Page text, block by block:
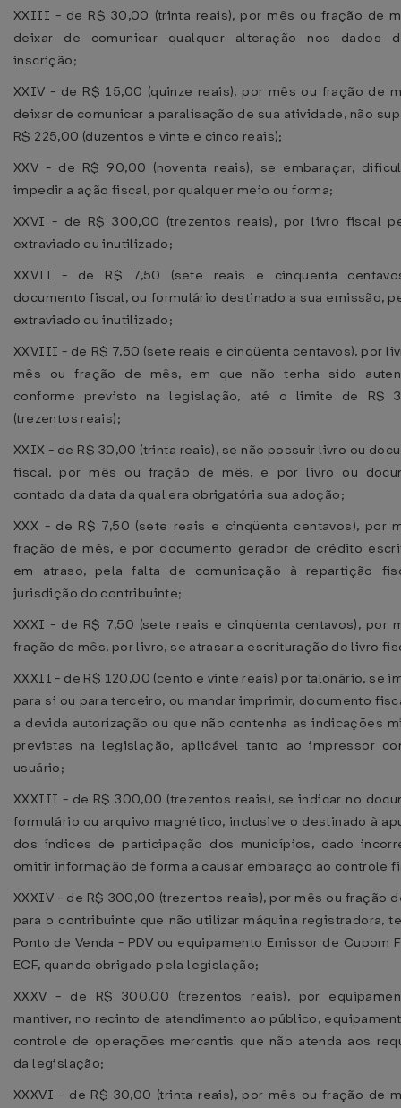
XXIII - de R$ 30,00 (trinta reais), por mês ou fração de
deixar de comunicar qualquer alteração nos dados
inscrição;
XXIV - de R$ 15,00 (quinze reais), por mês ou fração de
deixar de comunicar a paralisação de sua atividade, não
R$ 225,00 (duzentos e vinte e cinco reais);
XXV - de R$ 90,00 (noventa reais), se embaraçar,
impedir a ação fiscal, por qualquer meio ou forma;
XXVI - de R$ 300,00 (trezentos reais), por livro fiscal
extraviado ou inutilizado;
XXVII - de R$ 7,50 (sete reais e cinqüenta
documento fiscal, ou formulário destinado a sua emissão,
extraviado ou inutilizado;
XXVIII - de R$ 7,50 (sete reais e cinqüenta centavos), por
mês ou fração de mês, em que não tenha sido
conforme previsto na legislação, até o limite de R$
(trezentos reais);
XXIX - de R$ 30,00 (trinta reais), se não possuir livro ou
fiscal, por mês ou fração de mês, e por livro ou
contado da data da qual era obrigatória sua adoção;
XXX - de R$ 7,50 (sete reais e cinqüenta centavos), por
fração de mês, e por documento gerador de crédito
em atraso, pela falta de comunicação à repartição
jurisdição do contribuinte;
XXXI - de R$ 7,50 (sete reais e cinqüenta centavos), por
fração de mês, por livro, se atrasar a escrituração do livro
XXXII - de R$ 120,00 (cento e vinte reais) por talonário, se
para si ou para terceiro, ou mandar imprimir, documento
a devida autorização ou que não contenha as indicações
previstas na legislação, aplicável tanto ao impressor
usuário;
XXXIII - de R$ 300,00 (trezentos reais), se indicar no
formulário ou arquivo magnético, inclusive o destinado à
dos índices de participação dos municípios, dado
omitir informação de forma a causar embaraço ao controle
XXXIV - de R$ 300,00 (trezentos reais), por mês ou fração
para o contribuinte que não utilizar máquina registradora,
Ponto de Venda - PDV ou equipamento Emissor de Cupom
ECF, quando obrigado pela legislação;
XXXV - de R$ 300,00 (trezentos reais), por
mantiver, no recinto de atendimento ao público,
controle de operações mercantis que não atenda aos
da legislação;
XXXVI - de R$ 30,00 (trinta reais), por mês ou fração de